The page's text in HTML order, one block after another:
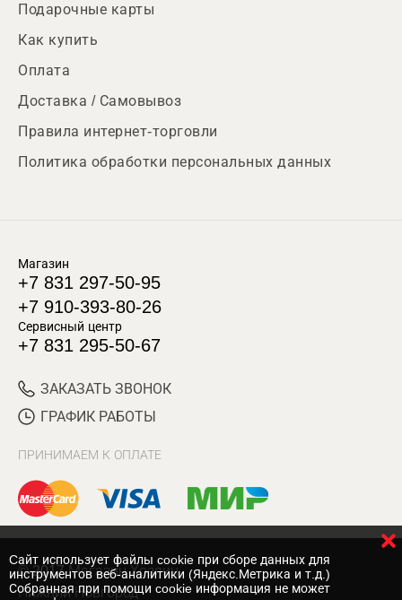
Подарочные карты
Как купить
Оплата
Доставка / Самовывоз
Правила интернет-торговли
Политика обработки персональных данных
Магазин
+7 831 297-50-95
+7 910-393-80-26
Сервисный центр
+7 831 295-50-67
ЗАКАЗАТЬ ЗВОНОК
ГРАФИК РАБОТЫ
ПРИНИМАЕМ К ОПЛАТЕ
© 2017 Магазин Хозяин
Нижний Новгород
Cайт использует файлы cookie при сборе данных для
инструментов веб-аналитики (Яндекс.Метрика и т.д.)
Собранная при помощи cookie информация не может